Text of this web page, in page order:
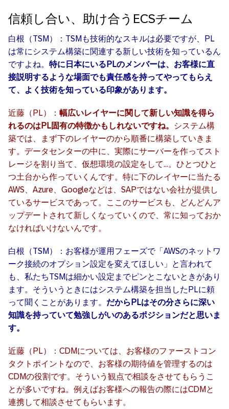
信頼し合い、助け合うECSチーム
白根（TSM）：TSMも技術的なスキルは必要ですが、PL
は常にシステム構築に関連する新しい技術を知っているん
ですよね。 特に日本にいるPLのメンバーは、お客様に直
接説明するような場面でも責任感を持ってやってもらえ
て、よく技術を知っている印象があります。
近藤（PL）： 幅広いレイヤーに関して新しい知識を得ら
れるのはPL固有の特徴かもしれないですね。
システム構
築では、まず下のレイヤーのから順番に構築していきま
す。データセンターの中に、実際にサーバーを作ってスト
レージを割り当て、仮想環境の設定をして…。ひとつひと
つ土台から作っていくんです。特に下のレイヤーに当たる
AWS、Azure、Googleなどは、SAPではない会社が提供し
ているサービスであって。ここのサービスも、どんどんア
ップデートされて新しくなっていくので、常に知っておか
なければいけないんです。
白根（TSM）：お客様が運用フェーズで「AWSのネットワ
ーク接続のオプション設定を変えてほしい」と言われて
も、私たちTSMは細かい設定までピンとこないときがあり
ます。そういうときにはシステム構築を担当したPLに頼
って聞くことがあります。 だからPLはその分さらに深い
知識を持っていて勉強しがいのあるポジションだと思いま
す。
近藤（PL）：CDMについては、お客様のファーストコン
タクトポイントなので、お客様の期待値を管理するのは
CDMの役割です。そういう観点で相談をさせてもらうこ
とが多いですね。例えばお客様への報告の際にはCDMと
連携して相談させてもらいます。